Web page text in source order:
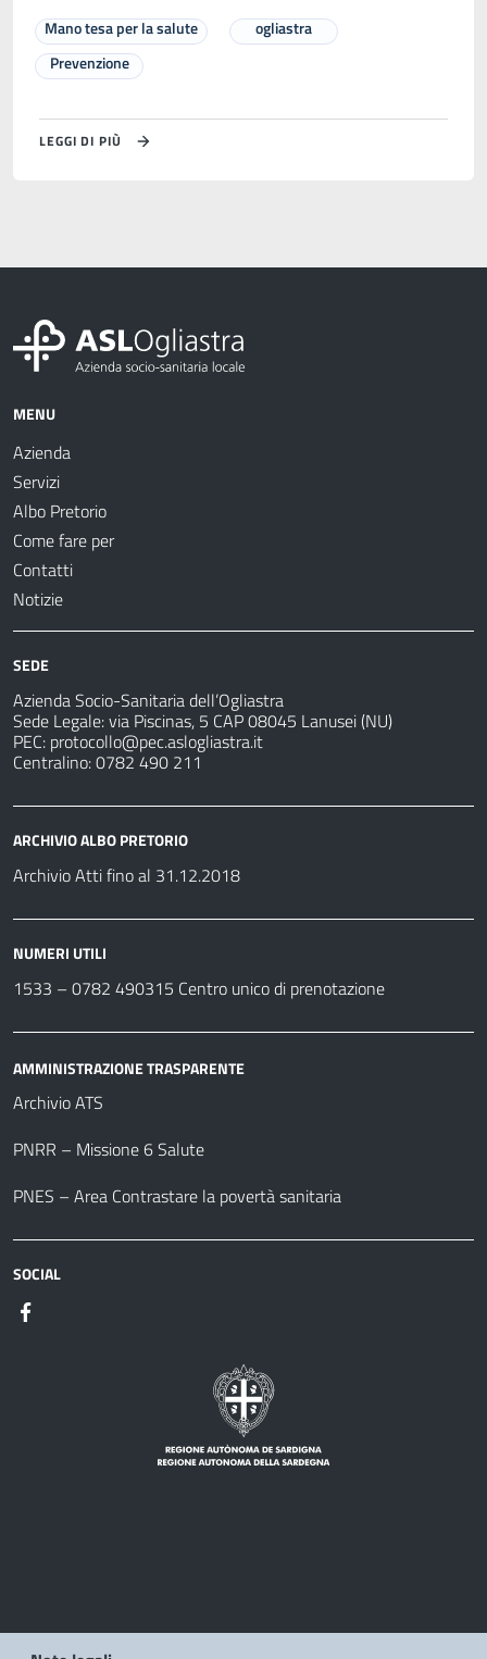
Mano tesa per la salute
ogliastra
Prevenzione
LEGGI DI PIÙ
MENU
Azienda
Servizi
Albo Pretorio
Come fare per
Contatti
Notizie
SEDE
Azienda Socio-Sanitaria dell’Ogliastra
Sede Legale: via Piscinas, 5 CAP 08045 Lanusei (NU)
PEC: protocollo@pec.aslogliastra.it
Centralino: 0782 490 211
ARCHIVIO ALBO PRETORIO
Archivio Atti fino al 31.12.2018
NUMERI UTILI
1533 – 0782 490315 Centro unico di prenotazione
AMMINISTRAZIONE TRASPARENTE
Archivio ATS
PNRR – Missione 6 Salute
PNES – Area Contrastare la povertà sanitaria
SOCIAL